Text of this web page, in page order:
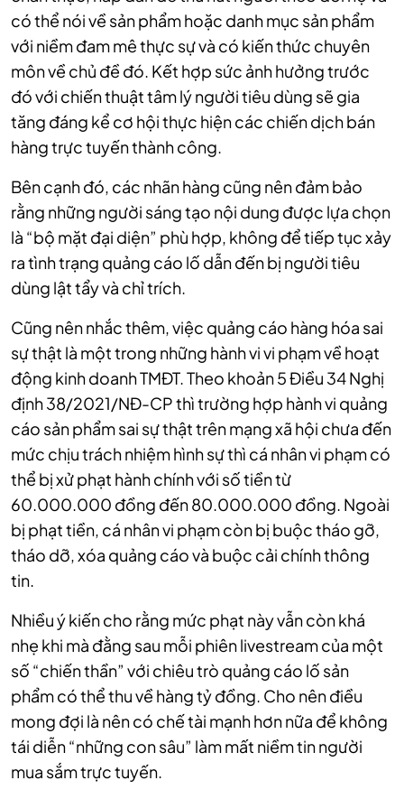
có thể nói về sản phẩm hoặc danh mục sản phẩm
với niềm đam mê thực sự và có kiến thức chuyên
môn về chủ đề đó. Kết hợp sức ảnh hưởng trước
đó với chiến thuật tâm lý người tiêu dùng sẽ gia
tăng đáng kể cơ hội thực hiện các chiến dịch bán
hàng trực tuyến thành công.
Bên cạnh đó, các nhãn hàng cũng nên đảm bảo
rằng những người sáng tạo nội dung được lựa chọn
là “bộ mặt đại diện” phù hợp, không để tiếp tục xảy
ra tình trạng quảng cáo lố dẫn đến bị người tiêu
dùng lật tẩy và chỉ trích.
Cũng nên nhắc thêm, việc quảng cáo hàng hóa sai
sự thật là một trong những hành vi vi phạm về hoạt
động kinh doanh TMĐT. Theo khoản 5 Điều 34 Nghị
định 38/2021/NĐ-CP thì trường hợp hành vi quảng
cáo sản phẩm sai sự thật trên mạng xã hội chưa đến
mức chịu trách nhiệm hình sự thì cá nhân vi phạm có
thể bị xử phạt hành chính với số tiền từ
60.000.000 đồng đến 80.000.000 đồng. Ngoài
bị phạt tiền, cá nhân vi phạm còn bị buộc tháo gỡ,
tháo dỡ, xóa quảng cáo và buộc cải chính thông
tin.
Nhiều ý kiến cho rằng mức phạt này vẫn còn khá
nhẹ khi mà đằng sau mỗi phiên livestream của một
số “chiến thần” với chiêu trò quảng cáo lố sản
phẩm có thể thu về hàng tỷ đồng. Cho nên điều
mong đợi là nên có chế tài mạnh hơn nữa để không
tái diễn “những con sâu” làm mất niềm tin người
mua sắm trực tuyến.